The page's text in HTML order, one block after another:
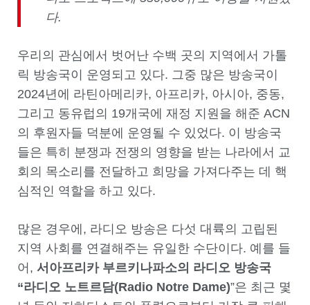
다.
우리의 관심에서 벗어난 수백 곳의 지역에서 가톨
릭 방송국이 운영되고 있다. 그중 많은 방송국이
2024년에 라틴아메리카, 아프리카, 아시아, 중동,
그리고 동유럽의 19개국에 재정 지원을 해준 ACN
의 후원자들 덕분에 운영될 수 있었다. 이 방송국
들은 특히 분쟁과 전쟁의 영향을 받는 나라에서 교
회의 목소리를 전달하고 희망을 가져다주는 데 핵
심적인 역할을 하고 있다.
많은 경우에, 라디오 방송은 다섯 대륙의 고립된
지역 사회를 연결해주는 유일한 수단이다. 예를 들
어, 서아프리카 부르키나파소의 라디오 방송국
“라디오 노트르담(Radio Notre Dame)”은 최근 몇